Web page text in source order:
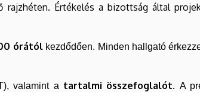
Értékelés a bizottság által
órától kezdődően. Minden hallgató
valamint a tartalmi összefoglalót. A